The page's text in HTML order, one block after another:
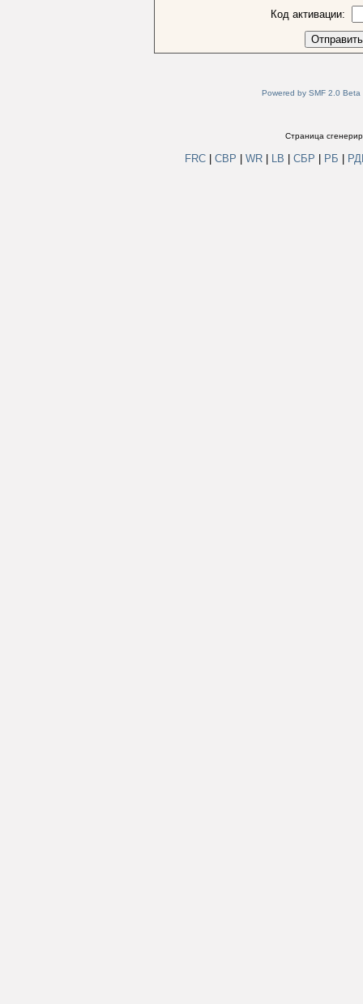
Код активации:
Powered by SMF 2.0 Beta
Страница
FRC СВР WR LB СБР РБ